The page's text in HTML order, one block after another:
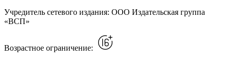
Учредитель сетевого издания: ООО Издательская группа
«ВСП»
Возрастное ограничение: